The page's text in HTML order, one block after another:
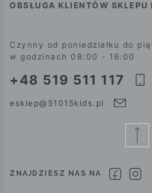
OBSŁUGA KLIENTÓW SKLEPU
Czynny od poniedziałku do
w godzinach 08:00 - 16:00
+48 519 511 117
esklep@51015kids.pl
ZNAJDZIESZ NAS NA